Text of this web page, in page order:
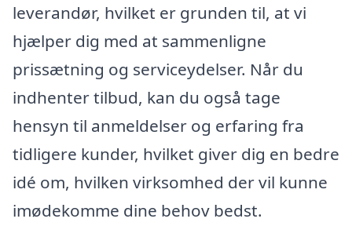
leverandør, hvilket er grunden til, at vi
hjælper dig med at sammenligne
prissætning og serviceydelser. Når du
indhenter tilbud, kan du også tage
hensyn til anmeldelser og erfaring fra
tidligere kunder, hvilket giver dig en bedre
idé om, hvilken virksomhed der vil kunne
imødekomme dine behov bedst.